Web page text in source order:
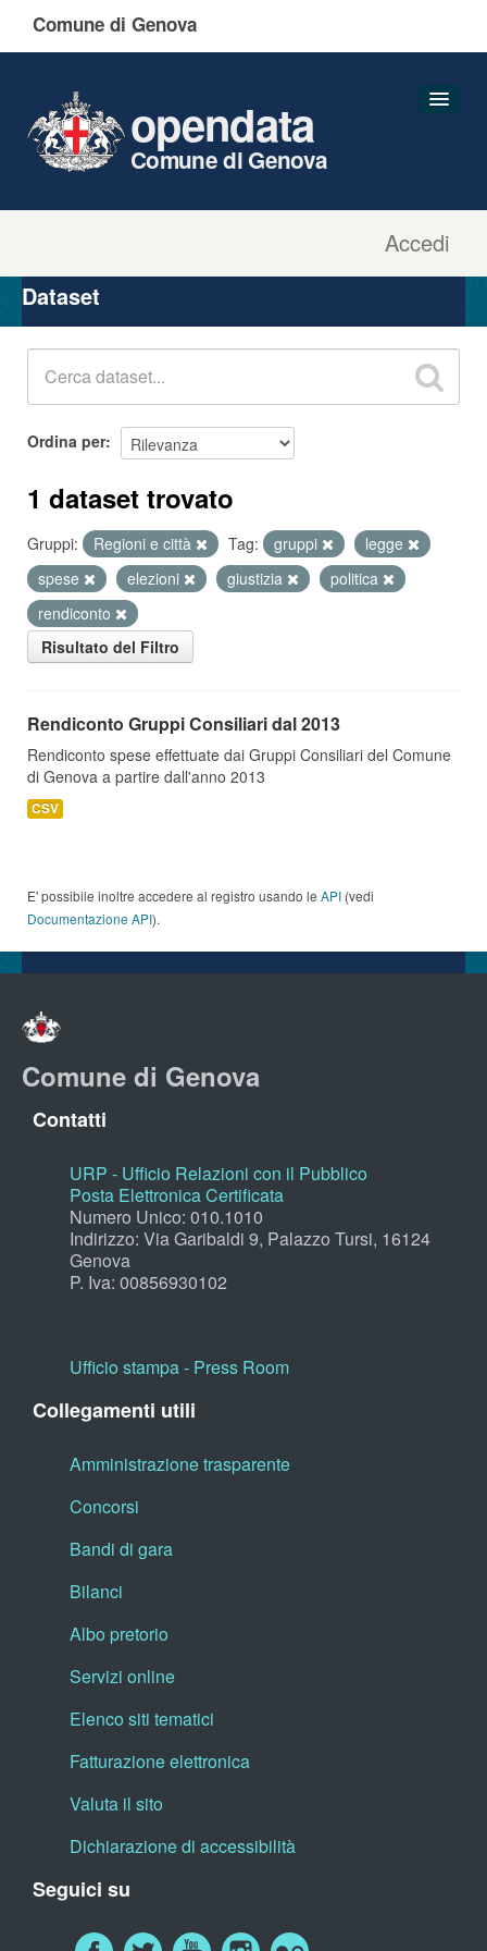
Comune di Genova
Accedi
opendata
Comune di Genova
Organizzazioni
Gruppi
Dataset
Ordina per
1 dataset trovato
Gruppi: Regioni e città Tag: gruppi
legge
spese
elezioni giustizia
politica
rendiconto
Risultato del Filtro
Rendiconto Gruppi Consiliari dal 2013
Rendiconto spese effettuate dai Gruppi Consiliari del Comune
di Genova a partire dall'anno 2013
CSV
E' possibile inoltre accedere al registro usando le API (vedi
Documentazione API).
Comune di Genova
Contatti
URP - Ufficio Relazioni con il Pubblico
Posta Elettronica Certificata
Numero Unico: 010.1010
Indirizzo: Via Garibaldi 9, Palazzo Tursi, 16124
Genova
P. Iva: 00856930102
Ufficio stampa - Press Room
Collegamenti utili
Amministrazione trasparente
Concorsi
Bandi di gara
Bilanci
Albo pretorio
Servizi online
Elenco siti tematici
Fatturazione elettronica
Valuta il sito
Dichiarazione di accessibilità
Seguici su